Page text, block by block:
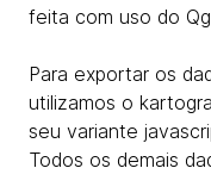
feita com uso do
Para exportar os
utilizamos o
seu variante
Todos os demais